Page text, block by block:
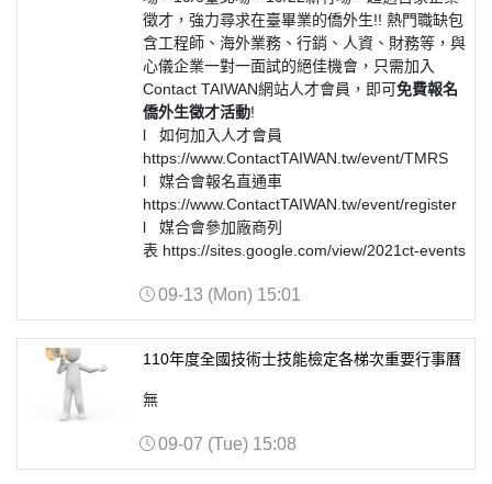
徵才，強力尋求在臺畢業的僑外生!! 熱門職缺包
含工程師、海外業務、行銷、人資、財務等，與
心儀企業一對一面試的絕佳機會，只需加入
Contact TAIWAN網站人才會員，即可免費報名
僑外生徵才活動!
l 如何加入人才會員
https://www.ContactTAIWAN.tw/event/TMRS
l 媒合會報名直通車
https://www.ContactTAIWAN.tw/event/register
l 媒合會參加廠商列
表 https://sites.google.com/view/2021ct-events
09-13 (Mon) 15:01
110年度全國技術士技能檢定各梯次重要行事曆
無
09-07 (Tue) 15:08